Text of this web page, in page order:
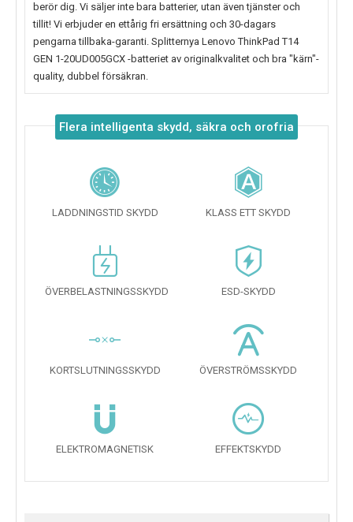
berör dig. Vi säljer inte bara batterier, utan även tjänster och
tillit! Vi erbjuder en ettårig fri ersättning och 30-dagars
pengarna tillbaka-garanti. Splitternya Lenovo ThinkPad T14
GEN 1-20UD005GCX -batteriet av originalkvalitet och bra "kärn"-
quality, dubbel försäkran.
Flera intelligenta skydd, säkra och orofria
LADDNINGSTID SKYDD KLASS ETT SKYDD
ÖVERBELASTNINGSSKYDD ESD-SKYDD
KORTSLUTNINGSSKYDD ÖVERSTRÖMSSKYDD
ELEKTROMAGNETISK EFFEKTSKYDD